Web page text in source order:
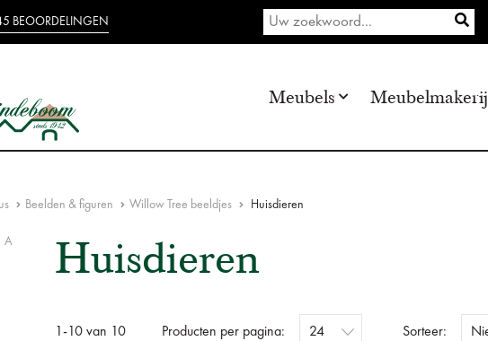
BEOORDELINGEN
Meubels Meubelmakerij
Beelden & figuren Willow Tree beeldjes Huisdieren
Huisdieren
1-10van 10 Producten per pagina: Sorteer: